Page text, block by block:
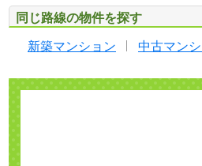
同じ路線の物件を探す
新築マンション 中古マン